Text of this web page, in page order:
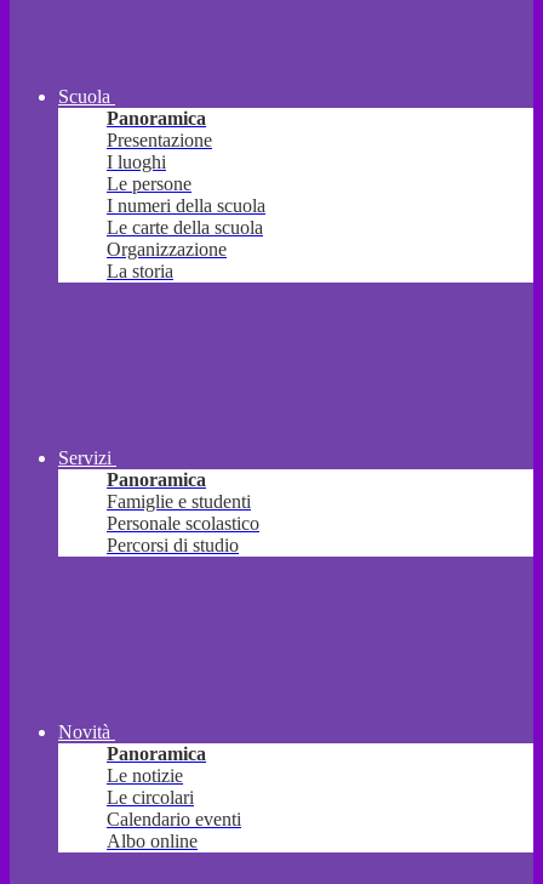
Scuola
Panoramica
Presentazione
I luoghi
Le persone
I numeri della scuola
Le carte della scuola
Organizzazione
La storia
Servizi
Panoramica
Famiglie e studenti
Personale scolastico
Percorsi di studio
Novità
Panoramica
Le notizie
Le circolari
Calendario eventi
Albo online